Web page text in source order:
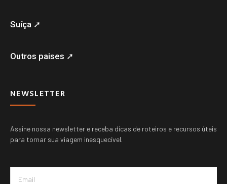
Suíça ➚
Outros paises ➚
NEWSLETTER
Assine nossa newsletter e receba dicas de roteiros e recursos úteis
para tornar sua viagem inesquecível.